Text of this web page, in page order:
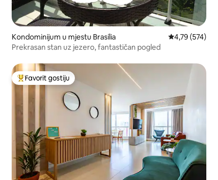
Kondominijum u mjestu Brasília prosječna
4,79 (574)
Prekrasan stan uz jezero, fantastičan pogled
Glavni favorit gostiju
Favorit gostiju